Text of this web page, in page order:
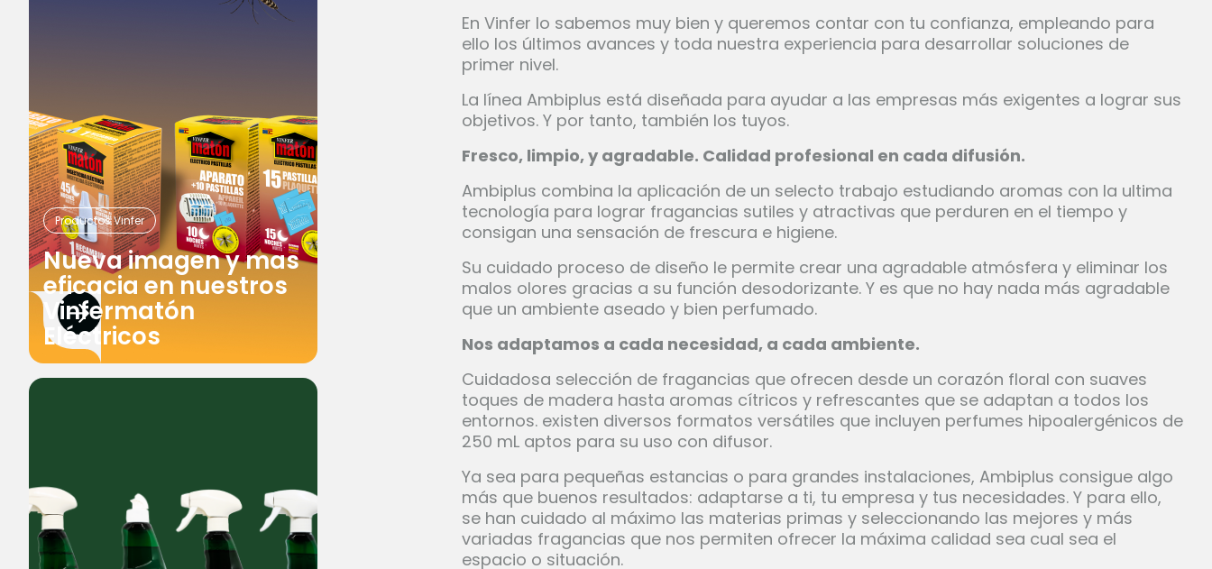
Productos Vinfer
Nueva imagen y mas
eficacia en nuestros
Vinfermatón
Eléctricos
En Vinfer lo sabemos muy bien y queremos contar con tu confianza, empleando para
ello los últimos avances y toda nuestra experiencia para desarrollar soluciones de
primer nivel.
La línea Ambiplus está diseñada para ayudar a las empresas más exigentes a lograr sus
objetivos. Y por tanto, también los tuyos.
Fresco, limpio, y agradable. Calidad profesional en cada difusión.
Ambiplus combina la aplicación de un selecto trabajo estudiando aromas con la ultima
tecnología para lograr fragancias sutiles y atractivas que perduren en el tiempo y
consigan una sensación de frescura e higiene.
Su cuidado proceso de diseño le permite crear una agradable atmósfera y eliminar los
malos olores gracias a su función desodorizante. Y es que no hay nada más agradable
que un ambiente aseado y bien perfumado.
Nos adaptamos a cada necesidad, a cada ambiente.
Cuidadosa selección de fragancias que ofrecen desde un corazón floral con suaves
toques de madera hasta aromas cítricos y refrescantes que se adaptan a todos los
entornos. existen diversos formatos versátiles que incluyen perfumes hipoalergénicos de
250 mL aptos para su uso con difusor.
Ya sea para pequeñas estancias o para grandes instalaciones, Ambiplus consigue algo
más que buenos resultados: adaptarse a ti, tu empresa y tus necesidades. Y para ello,
se han cuidado al máximo las materias primas y seleccionando las mejores y más
variadas fragancias que nos permiten ofrecer la máxima calidad sea cual sea el
espacio o situación.